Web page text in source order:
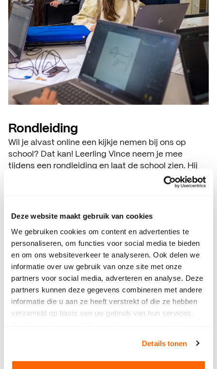
Deze website maakt gebruik van cookies
We gebruiken cookies om content en advertenties te
personaliseren, om functies voor social media te bieden
en om ons websiteverkeer te analyseren. Ook delen we
informatie over uw gebruik van onze site met onze
partners voor social media, adverteren en analyse. Deze
partners kunnen deze gegevens combineren met andere
informatie die u aan ze heeft verstrekt of die ze hebben
verzameld op basis van uw gebruik van hun services.
Details tonen
Rondleiding
Wil je alvast online een kijkje nemen bij ons op
school? Dat kan! Leerling Vince neem je mee
tijdens een rondleiding en laat de school zien. Hij
vertelt alles over de verschillende vakken en laat
zien wat je daar allemaal leert, doet en maakt.
video te bekijken.
Bekijk de video
Bekijk de video